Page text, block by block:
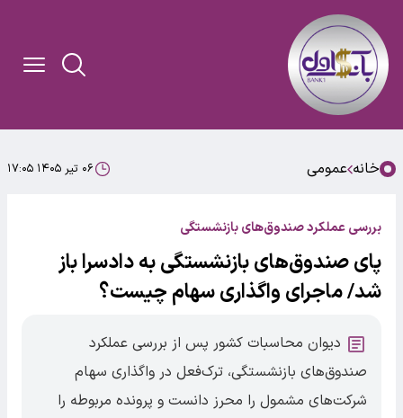
خانه عمومی ۰۶ تیر ۱۴۰۵ ۱۷:۰۵
بررسی عملکرد صندوق‌های بازنشستگی
پای صندوق‌های بازنشستگی به دادسرا باز
شد/ ماجرای واگذاری سهام چیست؟
دیوان محاسبات کشور پس از بررسی عملکرد
صندوق‌های بازنشستگی، ترک‌فعل در واگذاری سهام
شرکت‌های مشمول را محرز دانست و پرونده مربوطه را